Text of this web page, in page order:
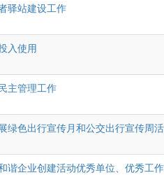
驿站建设工作
入使用
主管理工作
绿色出行宣传月和公交出行宣传周
谐企业创建活动优秀单位、优秀工